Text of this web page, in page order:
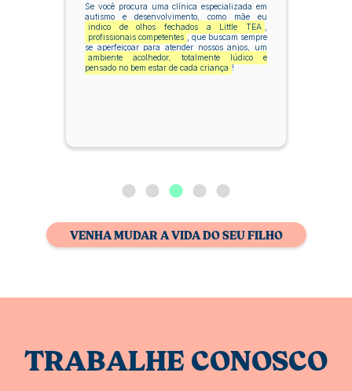
Se você procura uma clínica especializada em
autismo e desenvolvimento, como mãe eu
indico de olhos fechados a Little TEA ,
profissionais competentes , que buscam sempre
se aperfeiçoar para atender nossos anjos, um
ambiente acolhedor, totalmente lúdico e
pensado no bem estar de cada criança !
VENHA MUDAR A VIDA DO SEU FILHO
TRABALHE CONOSCO